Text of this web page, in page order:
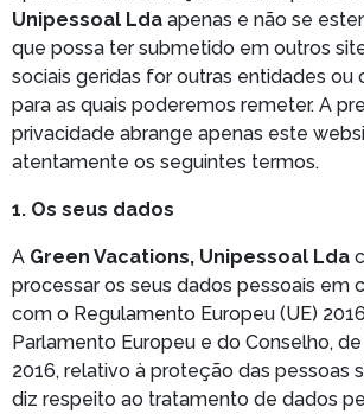
Unipessoal Lda apenas e não se
que possa ter submetido em outros
sociais geridas for outras entidades ou
para as quais poderemos remeter. A
privacidade abrange apenas este
atentamente os seguintes termos.
1. Os seus dados
A Green Vacations, Unipessoal Lda
processar os seus dados pessoais em
com o Regulamento Europeu (UE)
Parlamento Europeu e do Conselho,
2016, relativo à proteção das pessoas
diz respeito ao tratamento de dados